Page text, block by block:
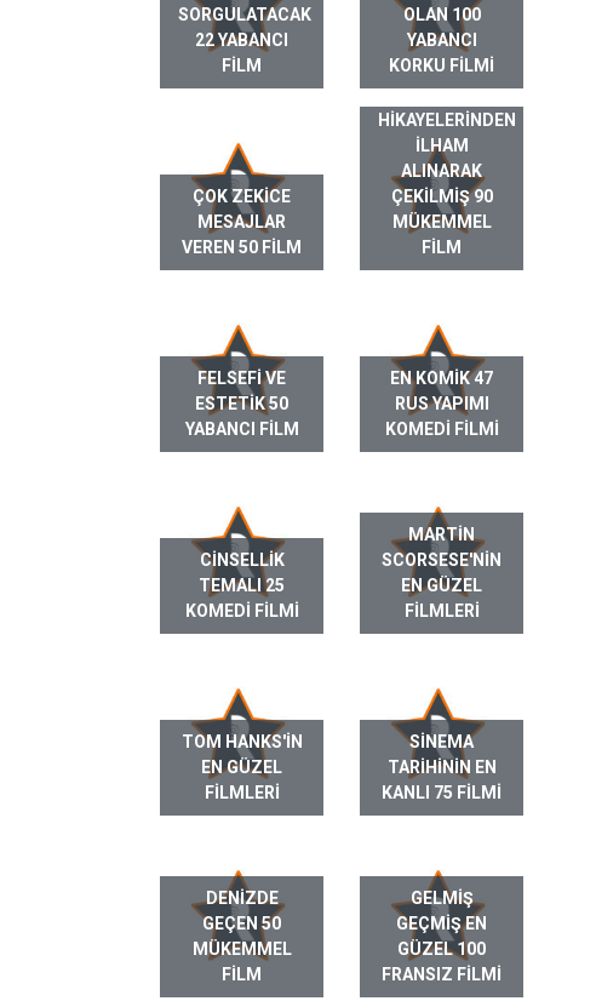
SORGULATACAK
22 YABANCI
FILM
OLAN 100
YABANCI
KORKU FILMI
ÇOK ZEKICE
MESAJLAR
VEREN 50 FILM
GERÇEK HAYAT
HIKAYELERINDEN
ILHAM
ALINARAK
ÇEKILMIŞ 90
MÜKEMMEL
FILM
FELSEFI VE
ESTETIK 50
YABANCI FILM
EN KOMIK 47
RUS YAPIMI
KOMEDI FILMI
CINSELLIK
TEMALI 25
KOMEDI FILMI
MARTIN
SCORSESE'NIN
EN GÜZEL
FILMLERI
TOM HANKS'IN
EN GÜZEL
FILMLERI
SINEMA
TARIHININ EN
KANLI 75 FILMI
DENIZDE
GEÇEN 50
MÜKEMMEL
FILM
GELMIŞ
GEÇMIŞ EN
GÜZEL 100
FRANSIZ FILMI